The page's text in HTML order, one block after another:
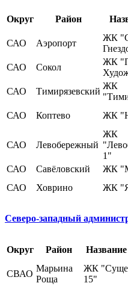
Округ Район
САО
Аэропорт
ЖК
САО Сокол
ЖК
САО Тимирязевский
ЖК
САО Коптево ЖК
САО Левобережный
ЖК
1"
САО Савёловский ЖК
САО
Ховрино ЖК
Северо-западный
Округ Район
СВАО
Марьина
Роща
ЖК
15"